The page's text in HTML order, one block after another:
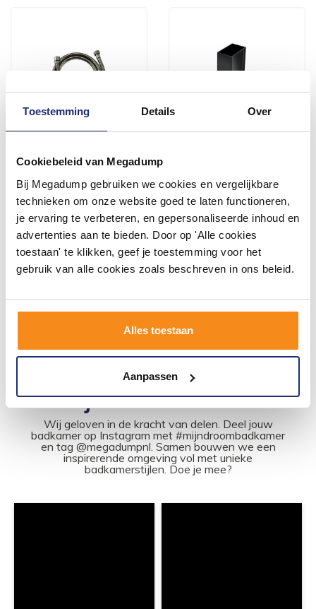
Toestemming Details Over
Cookiebeleid van Megadump
Bij Megadump gebruiken we cookies en vergelijkbare
technieken om onze website goed te laten functioneren,
je ervaring te verbeteren, en gepersonaliseerde inhoud en
advertenties aan te bieden. Door op 'Alle cookies
toestaan' te klikken, geef je toestemming voor het
gebruik van alle cookies zoals beschreven in ons beleid.
Alles toestaan
Aanpassen
Doucheslang Salenzi Giro
Voor 14:00 besteld,
geleverd
45,95
Zwart
Binnen 3 weken geleverd
5 10
#mijndroombadkamer
Wij geloven in de kracht van delen. Deel jouw
badkamer op Instagram met #mijndroombadkamer
en tag @megadumpnl. Samen bouwen we een
inspirerende omgeving vol met unieke
badkamerstijlen. Doe je mee?